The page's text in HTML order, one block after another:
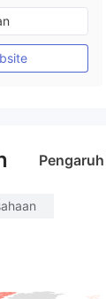
Inggris
Pengaruh